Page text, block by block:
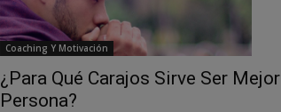
Coaching Y Motivación
¿Para Qué Carajos Sirve Ser Mejor
Persona?